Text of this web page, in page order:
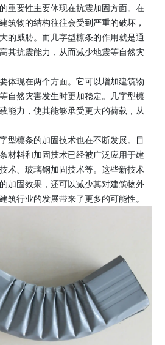
重要性主要体现在抗震加固方面。在
筑物的结构往往会受到严重的破坏，
的威胁。而几字型檩条的作用就是通
其抗震能力，从而减少地震等自然灾
体现在两个方面。它可以增加建筑物
自然灾害发生时更加稳定。几字型檩
能力，使其能够承受更大的荷载，从
型檩条的加固技术也在不断发展。目
材料和加固技术已经被广泛应用于建
术、玻璃钢加固技术等。这些新技术
加固效果，还可以减少其对建筑物外
筑行业的发展带来了更多的可能性。